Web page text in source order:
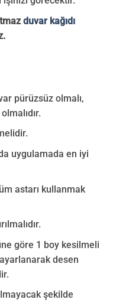
duvar kağıdı
pürüzsüz olmalı,
uygulamada en iyi
astarı kullanmak
göre 1 boy kesilmeli
desen
şekilde